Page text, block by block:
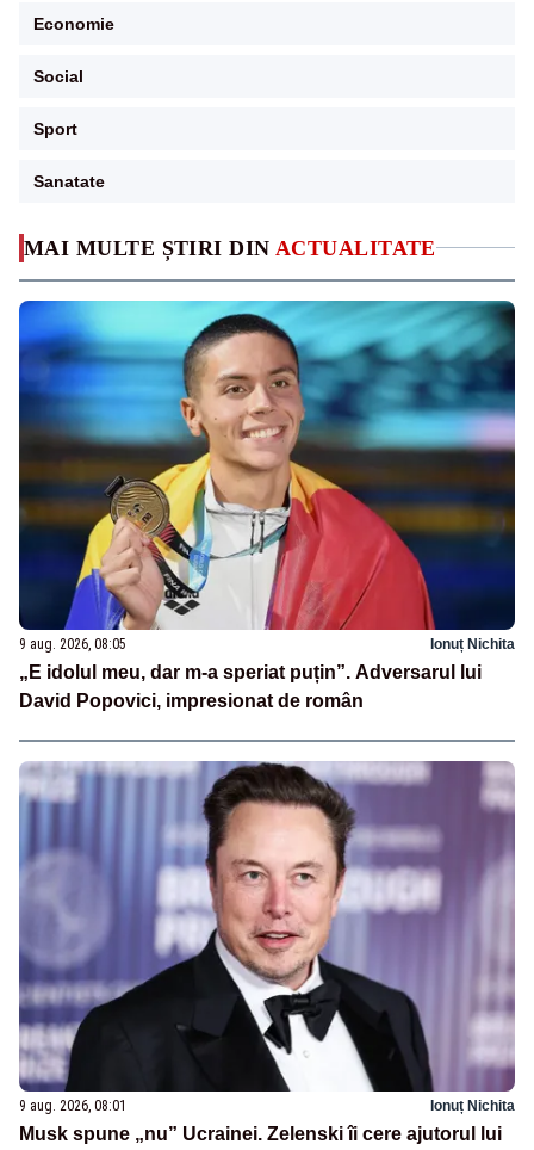
MAI MULTE ȘTIRI DIN ACTUALITATE
9 aug. 2026, 08:05 Ionuț Nichita
„E idolul meu, dar m-a speriat puțin”. Adversarul lui
David Popovici, impresionat de român
9 aug. 2026, 08:01 Ionuț Nichita
Musk spune „nu” Ucrainei. Zelenski îi cere ajutorul lui
Economie
Social
Sport
Sanatate